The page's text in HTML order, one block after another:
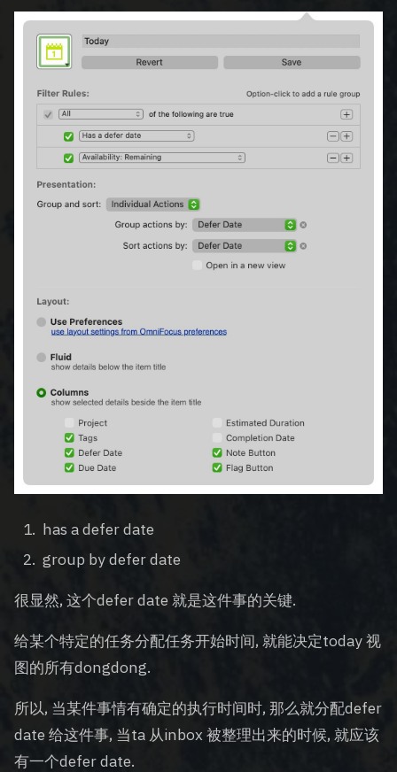
has a defer date
group by defer date
很显然, 这个defer date 就是这件事的关键.
给某个特定的任务分配任务开始时间, 就能决定today 视
图的所有dongdong.
所以, 当某件事情有确定的执行时间时, 那么就分配defer
date 给这件事, 当ta 从inbox 被整理出来的时候, 就应该
有一个defer date.